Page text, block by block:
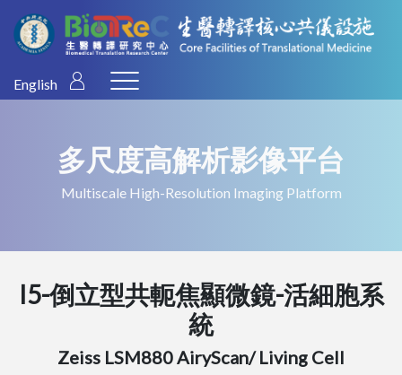
English
多尺度高解析影像平台
Multiscale High-Resolution Imaging Platform
I5-倒立型共軛焦顯微鏡-活細胞系
統
Zeiss LSM880 AiryScan/ Living Cell